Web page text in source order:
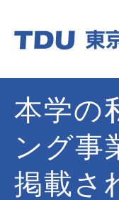
本学の
ング事
掲載さ